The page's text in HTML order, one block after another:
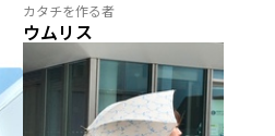
カタチを作る者
ウムリス